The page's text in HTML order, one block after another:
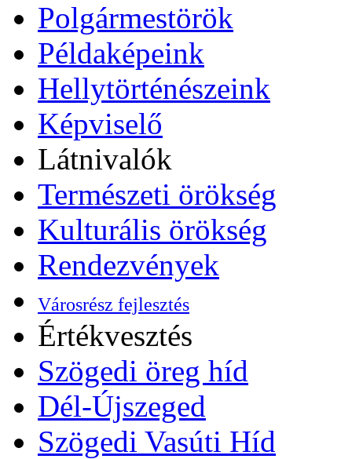
Polgármestörök
Példaképeink
Hellytörténészeink
Képviselő
Látnivalók
Természeti örökség
Kulturális örökség
Rendezvények
Városrész fejlesztés
Értékvesztés
Szögedi öreg híd
Dél-Újszeged
Szögedi Vasúti Híd